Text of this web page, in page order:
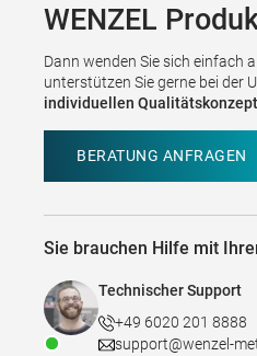
WENZEL
Dann wenden Sie sich einfach
unterstützen Sie gerne bei der
individuellen
BERATUNG ANFRAGEN
Sie brauchen Hilfe mit
Technischer Support
+49 6020 201 8888
support@wenzel-